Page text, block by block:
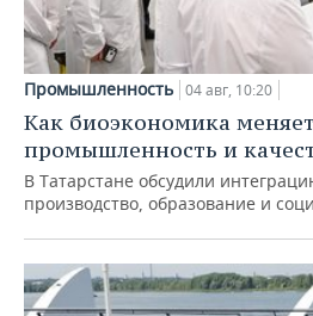
Промышленность 04 авг, 10:20
Как биоэкономика меняет
промышленность и
В Татарстане обсудили
производство, образование и